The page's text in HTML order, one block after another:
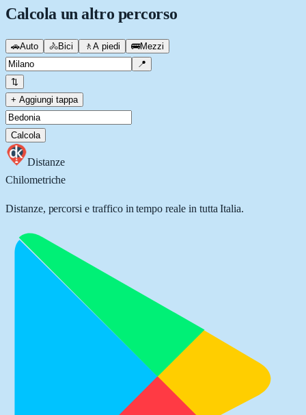
Calcola un altro percorso
🚗Auto 🚴Bici 🚶 A piedi 🚌Mezzi
📍
⇅
+ Aggiungi tappa
Calcola
Distanze
Chilometriche
Distanze, percorsi e traffico in tempo reale in tutta Italia.